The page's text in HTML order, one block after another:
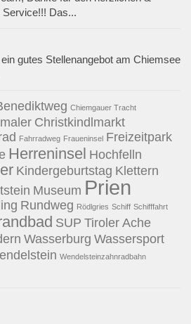
Das...
gutes Stellenangebot am Chiemsee
Chiemgauer Tracht
Christkindlmarkt
Fahrradweg Fraueninsel Freizeitpark
Herreninsel Hochfelln
Kindergeburtstag Klettern
Museum Prien
Rundweg Rödlgries Schiff Schifffahrt
SUP Tiroler Ache
Wasserburg Wassersport
Wendelsteinzahnradbahn